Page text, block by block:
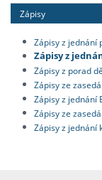
Zápisy
Zápisy z jednání
Zápisy z
Zápisy z porad
Zápisy ze
Zápisy z jednání
Zápisy ze
Zápisy z jednání